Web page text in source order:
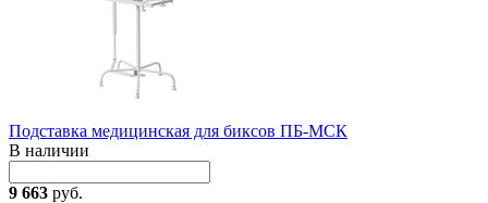
Подставка медицинская для биксов ПБ-МСК
В наличии
9 663 руб.